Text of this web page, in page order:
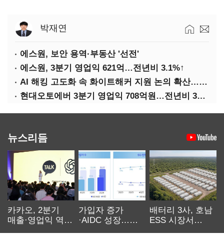
박재연
에스원, 보안 용역·부동산 '선전'
에스원, 3분기 영업익 621억…전년비 3.1%↑
AI 해킹 고도화 속 화이트해커 지원 논의 확산…'버그바운티' 재조명
현대오토에버 3분기 영업익 708억원…전년비 34.8%↑
뉴스리듬
카카오, 2분기
매출·영업익 역대
가입자 증가
·AIDC 성장…
배터리 3사, 호남
ESS 시장서